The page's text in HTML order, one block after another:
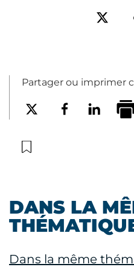
Partager ou imprimer
DANS LA
Dans la même